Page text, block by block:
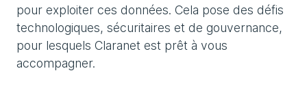
pour exploiter ces données. Cela pose des défis
technologiques, sécuritaires et de gouvernance,
pour lesquels Claranet est prêt à vous
accompagner.